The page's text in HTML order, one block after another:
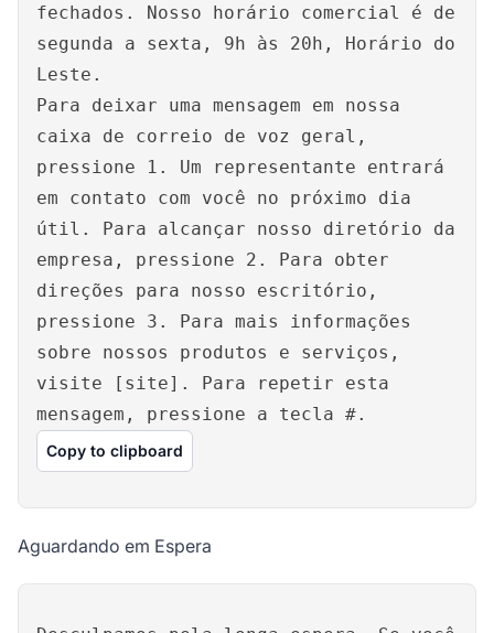
fechados. Nosso horário comercial é de
segunda a sexta, 9h às 20h, Horário do
Leste.
Para deixar uma mensagem em nossa
caixa de correio de voz geral,
pressione 1. Um representante entrará
em contato com você no próximo dia
útil. Para alcançar nosso diretório da
empresa, pressione 2. Para obter
direções para nosso escritório,
pressione 3. Para mais informações
sobre nossos produtos e serviços,
visite [site]. Para repetir esta
mensagem, pressione a tecla #.
Copy to clipboard
Aguardando em Espera